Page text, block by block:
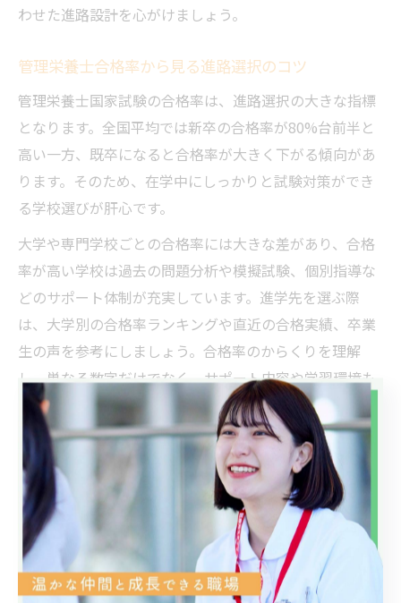
わせた進路設計を心がけましょう。
管理栄養士合格率から見る進路選択のコツ
管理栄養士国家試験の合格率は、進路選択の大きな指標
となります。全国平均では新卒の合格率が80%台前半と
高い一方、既卒になると合格率が大きく下がる傾向があ
ります。そのため、在学中にしっかりと試験対策ができ
る学校選びが肝心です。
大学や専門学校ごとの合格率には大きな差があり、合格
率が高い学校は過去の問題分析や模擬試験、個別指導な
どのサポート体制が充実しています。進学先を選ぶ際
は、大学別の合格率ランキングや直近の合格実績、卒業
生の声を参考にしましょう。合格率のからくりを理解
し、単なる数字だけでなく、サポート内容や学習環境も
総合的に判断することが大切です。
また、管理栄養士は看護師と比較されることも多いです
が、試験の難易度や必要な学習内容が異なります。自分
の適性や将来のキャリアビジョンに合わせて進路を選択
しましょう。
つくば市周辺の管理栄養士養成校の特徴